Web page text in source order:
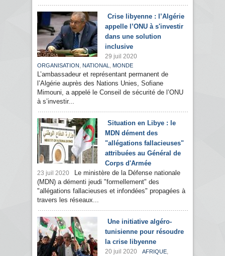
Crise libyenne : l’Algérie
appelle l’ONU à s'investir
dans une solution
inclusive
29 juil 2020
ORGANISATION , NATIONAL , MONDE
L’ambassadeur et représentant permanent de
l’Algérie auprès des Nations Unies, Sofiane
Mimouni, a appelé le Conseil de sécurité de l’ONU
à s’investir...
Situation en Libye : le
MDN dément des
"allégations fallacieuses"
attribuées au Général de
Corps d'Armée
23 juil 2020
Le ministère de la Défense nationale
(MDN) a démenti jeudi "formellement" des
"allégations fallacieuses et infondées" propagées à
travers les réseaux...
Une initiative algéro-
tunisienne pour résoudre
la crise libyenne
20 juil 2020 AFRIQUE,